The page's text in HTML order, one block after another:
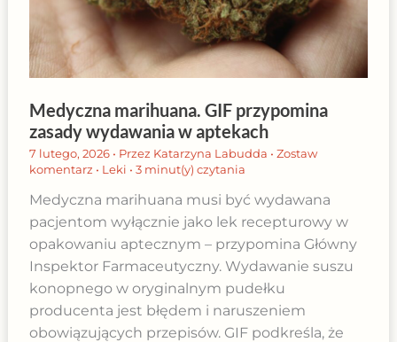
Medyczna marihuana. GIF przypomina
zasady wydawania w aptekach
7 lutego, 2026 • Przez Katarzyna Labudda • Zostaw
komentarz • Leki • 3 minut(y) czytania
Medyczna marihuana musi być wydawana
pacjentom wyłącznie jako lek recepturowy w
opakowaniu aptecznym – przypomina Główny
Inspektor Farmaceutyczny. Wydawanie suszu
konopnego w oryginalnym pudełku
producenta jest błędem i naruszeniem
obowiązujących przepisów. GIF podkreśla, że